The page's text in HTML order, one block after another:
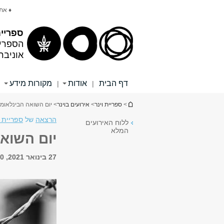
♦
דף הבית | אודות | מקורות מידע
הינך נמצא כאן
> ספריית וינר> אירועים בוינר> יום השואה הבינלאומי
ללוח האירועים
המלא
הרצאה של ספריית
יום השואה
27 בינואר 2021, 18:00 - 20:00